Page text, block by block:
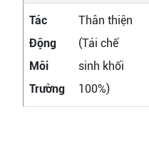
Tác
Động
Môi
Trường
Thân thiện
(Tái chế
sinh khối
100%)